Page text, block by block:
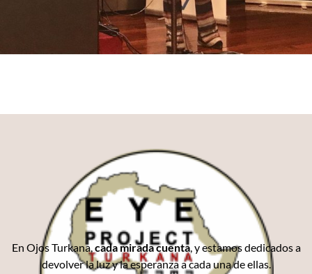
En Ojos Turkana,cada mirada cuenta, y estamos dedicados a
devolver la luz y la esperanza a cada una de ellas.